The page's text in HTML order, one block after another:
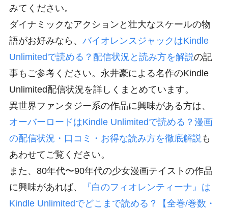
みてください。
ダイナミックなアクションと壮大なスケールの物
語がお好みなら、 バイオレンスジャックはKindle
Unlimitedで読める？配信状況と読み方を解説の記
事もご参考ください。永井豪による名作のKindle
Unlimited配信状況を詳しくまとめています。
異世界ファンタジー系の作品に興味がある方は、
オーバーロードはKindle Unlimitedで読める？漫画
の配信状況・口コミ・お得な読み方を徹底解説も
あわせてご覧ください。
また、80年代〜90年代の少女漫画テイストの作品
に興味があれば、
『白のフィオレンティーナ』は
Kindle Unlimitedでどこまで読める？【全巻/巻数・